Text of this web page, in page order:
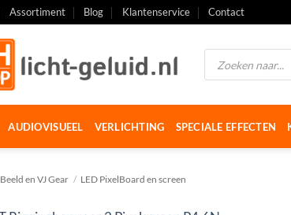
Assortiment Blog Klantenservice Contact
Producten
zoeken
AUDIOVISUEEL VERLICHTING SPECIALE EFFECTEN
Beeld en VJ Gear / LED PixelBoard en screen